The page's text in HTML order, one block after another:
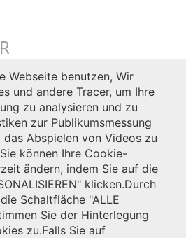
Große Produktpalette
Webseite benutzen, Wir
und andere Tracer, um Ihre
zu analysieren und zu
zur Publikumsmessung
Abspielen von Videos zu
können Ihre Cookie-
ändern, indem Sie auf die
klicken.Durch
Schaltfläche "ALLE
Sie der Hinterlegung
zu.Falls Sie auf